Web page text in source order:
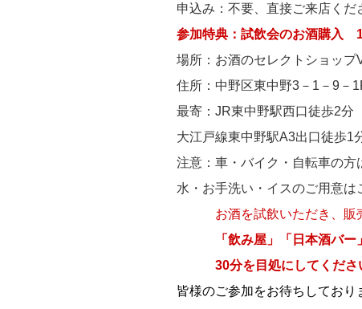
申込み：不要、直接ご来店くだ
参加特典：試飲会のお酒購入
場所：お酒のセレクトショップ
住所：中野区東中野3－1－9－
最寄：JR東中野駅西口徒歩2分
大江戸線東中野駅A3出口徒歩1
注意：車・バイク・自転車の方
水・お手洗い・イスのご用意は
お酒を試飲いただき、販売
「飲み屋」「日本酒バ
30分を目処にしてください(
皆様のご参加をお待ちしており